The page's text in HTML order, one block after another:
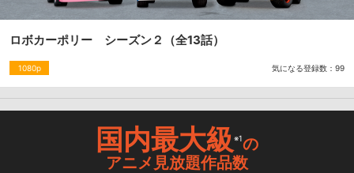
ロボカーポリー シーズン２ （全13話）
1080p 気になる登録数： 99
国内最大級※1の
アニメ見放題作品数